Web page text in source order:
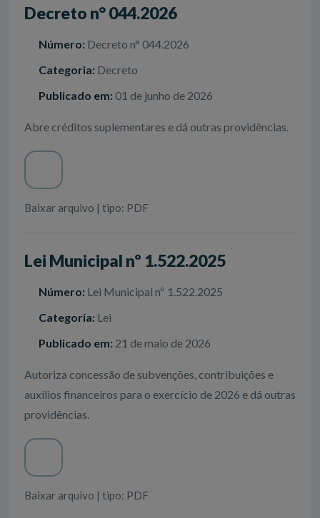
Decreto n° 044.2026
Número: Decreto n° 044.2026
Categoria: Decreto
Publicado em: 01 de junho de 2026
Abre créditos suplementares e dá outras providências.
Baixar arquivo | tipo: PDF
Lei Municipal nº 1.522.2025
Número: Lei Municipal nº 1.522.2025
Categoria: Lei
Publicado em: 21 de maio de 2026
Autoriza concessão de subvenções, contribuições e
auxílios financeiros para o exercício de 2026 e dá outras
providências.
Baixar arquivo | tipo: PDF